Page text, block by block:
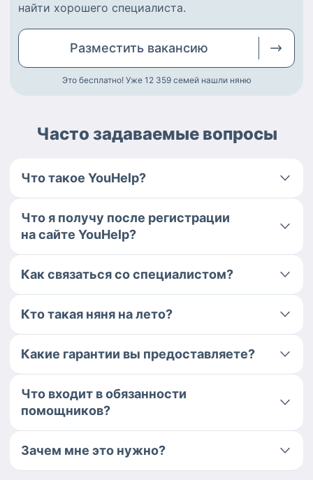
найти хорошего специалиста.
Разместить вакансию
Это бесплатно! Уже 12 359 семей нашли няню
Часто задаваемые вопросы
Что такое YouHelp?
Что я получу после регистрации
на сайте YouHelp?
Как связаться со специалистом?
Кто такая няня на лето?
Какие гарантии вы предоставляете?
Что входит в обязанности
помощников?
Зачем мне это нужно?